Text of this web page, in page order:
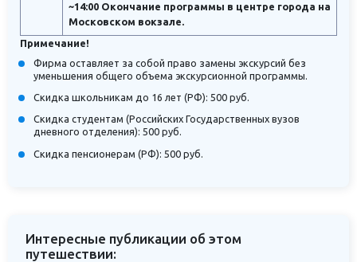
~14:00 Окончание программы в центре города на
Московском вокзале.
Примечание!
Фирма оставляет за собой право замены экскурсий без
уменьшения общего объема экскурсионной программы.
Скидка школьникам до 16 лет (РФ): 500 руб.
Скидка студентам (Российских Государственных вузов
дневного отделения): 500 руб.
Скидка пенсионерам (РФ): 500 руб.
Интересные публикации об этом
путешествии: